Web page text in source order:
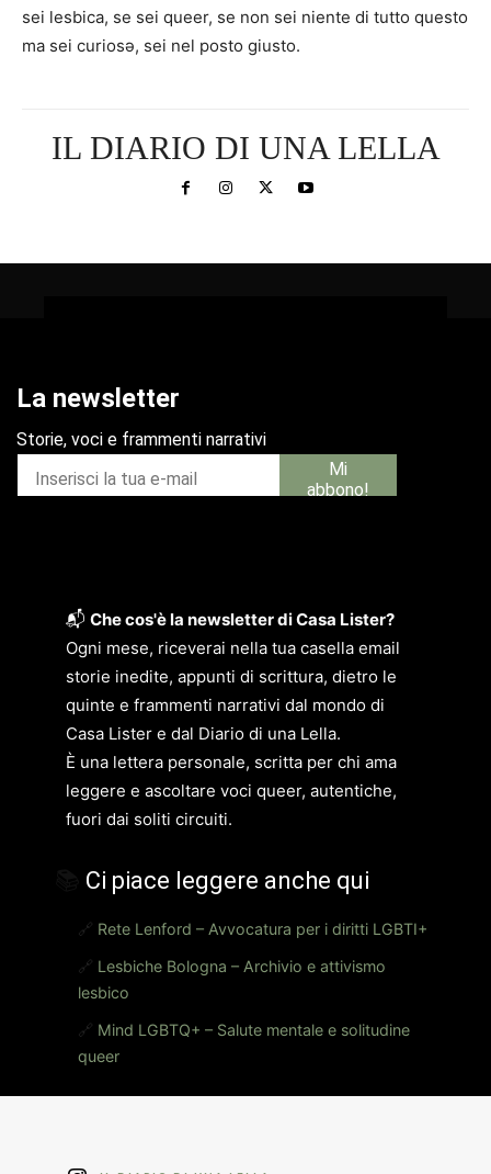
sei lesbica, se sei queer, se non sei niente di tutto questo
ma sei curiosə, sei nel posto giusto.
IL DIARIO DI UNA LELLA
📬 Che cos'è la newsletter di Casa Lister?
Ogni mese, riceverai nella tua casella email
storie inedite, appunti di scrittura, dietro le
quinte e frammenti narrativi dal mondo di
Casa Lister e dal Diario di una Lella.
È una lettera personale, scritta per chi ama
leggere e ascoltare voci queer, autentiche,
fuori dai soliti circuiti.
Ci piace leggere anche qui
🔗 Rete Lenford – Avvocatura per i diritti LGBTI+
🔗 Lesbiche Bologna – Archivio e attivismo
lesbico
🔗 Mind LGBTQ+ – Salute mentale e solitudine
queer